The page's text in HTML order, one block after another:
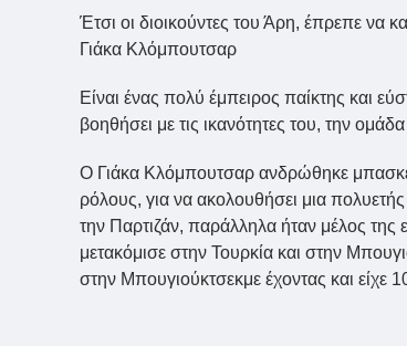
Έτσι οι διοικούντες του Άρη, έπρεπε
Γιάκα Κλόμπουτσαρ
Είναι ένας πολύ έμπειρος παίκτης και
βοηθήσει με τις ικανότητες του, την
Ο Γιάκα Κλόμπουτσαρ ανδρώθηκε
ρόλους, για να ακολουθήσει μια
την Παρτιζάν, παράλληλα ήταν μέλος της
μετακόμισε στην Τουρκία και στην
στην Μπουγιούκτσεκμε έχοντας και